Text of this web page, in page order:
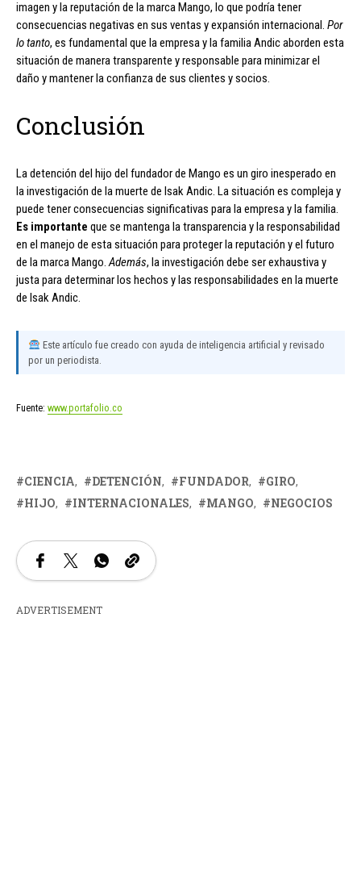
imagen y la reputación de la marca Mango, lo que podría tener
consecuencias negativas en sus ventas y expansión internacional. Por
lo tanto, es fundamental que la empresa y la familia Andic aborden esta
situación de manera transparente y responsable para minimizar el
daño y mantener la confianza de sus clientes y socios.
Conclusión
La detención del hijo del fundador de Mango es un giro inesperado en
la investigación de la muerte de Isak Andic. La situación es compleja y
puede tener consecuencias significativas para la empresa y la familia.
Es importante que se mantenga la transparencia y la responsabilidad
en el manejo de esta situación para proteger la reputación y el futuro
de la marca Mango.Además, la investigación debe ser exhaustiva y
justa para determinar los hechos y las responsabilidades en la muerte
de Isak Andic.
Este artículo fue creado con ayuda de inteligencia artificial y revisado
por un periodista.
Fuente: www.portafolio.co
CIENCIA DETENCIÓN FUNDADOR
GIRO
HIJO
INTERNACIONALES MANGO NEGOCIOS
ADVERTISEMENT